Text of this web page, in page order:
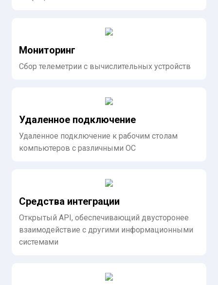
Мониторинг
Сбор телеметрии с вычислительных устройств
Удаленное подключение
Удаленное подключение к рабочим столам
компьютеров с различными ОС
Средства интеграции
Открытый API, обеспечивающий двусторонее
взаимодействие с другими информационными
системами